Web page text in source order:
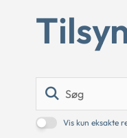
Vis kun eksakte